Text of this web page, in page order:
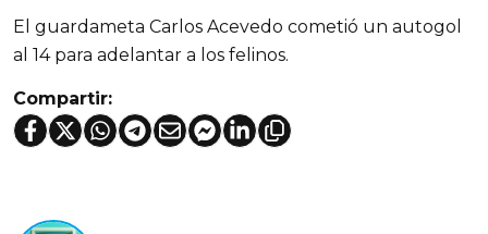
El guardameta Carlos Acevedo cometió un autogol
al 14 para adelantar a los felinos.
Compartir: